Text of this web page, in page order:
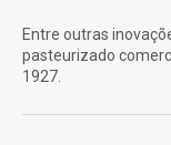
Entre outras
pasteurizado
1927.